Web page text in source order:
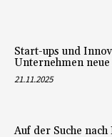
Start-ups und
Unternehmen
21.11.2025
Auf der Suche